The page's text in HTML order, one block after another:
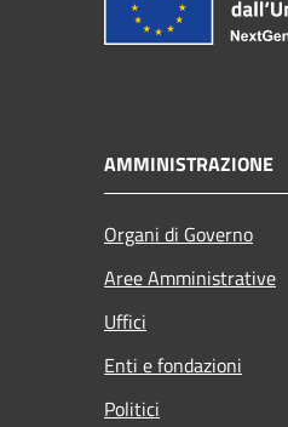
AMMINISTRAZIONE
Organi di Governo
Aree Amministrative
Uffici
Enti e fondazioni
Politici